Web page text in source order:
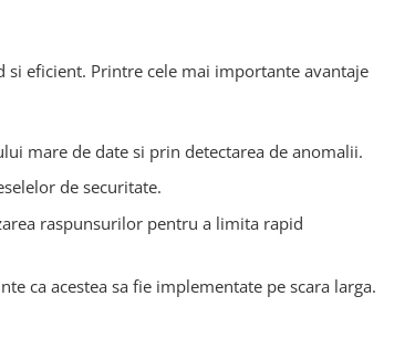
eficient. Printre cele mai importante avantaje
mare de date si prin detectarea de anomalii.
de securitate.
raspunsurilor pentru a limita rapid
ca acestea sa fie implementate pe scara larga.